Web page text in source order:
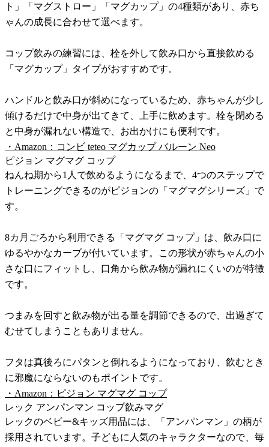
ト」「マグストロー」「マグカップ」の4種類があり、赤ち
ゃんの成長に合わせて選べます。
コップ飲みの練習には、栓を外して飲み口から直接飲める
「マグカップ」タイプがおすすめです。
ハンドルと飲み口が斜めになっているため、赤ちゃんが少し
傾けるだけで中身が出てきて、上手に飲めます。栓を閉める
と中身が漏れない構造で、お出かけにも便利です。
・Amazon：コンビ teteo マグカップ バルーン Neo
ピジョン マグマグ コップ
ねんね期から1人で飲めるようになるまで、4つのステップで
トレーニングできるのがピジョンの「マグマグシリーズ」で
す。
8カ月ごろから利用できる「マグマグ コップ」は、飲み口に
ゆるやかなカーブが付いています。この形状が赤ちゃんの小
さな口にフィットし、口角から飲み物が漏れにくいのが特徴
です。
つまみを回すと飲み物が出る量を調節できるので、出過ぎて
むせてしまうこともありません。
フタは真後ろにパタンと倒れるようになっており、飲むとき
に邪魔にならないのもポイントです。
・Amazon：ピジョン マグマグ コップ
レック アンパンマン コップ飲みマグ
レックのベビー&キッズ用品には、「アンパンマン」の柄が
採用されています。子どもに人気のキャラクターなので、毎